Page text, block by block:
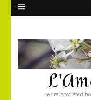
Le site la société